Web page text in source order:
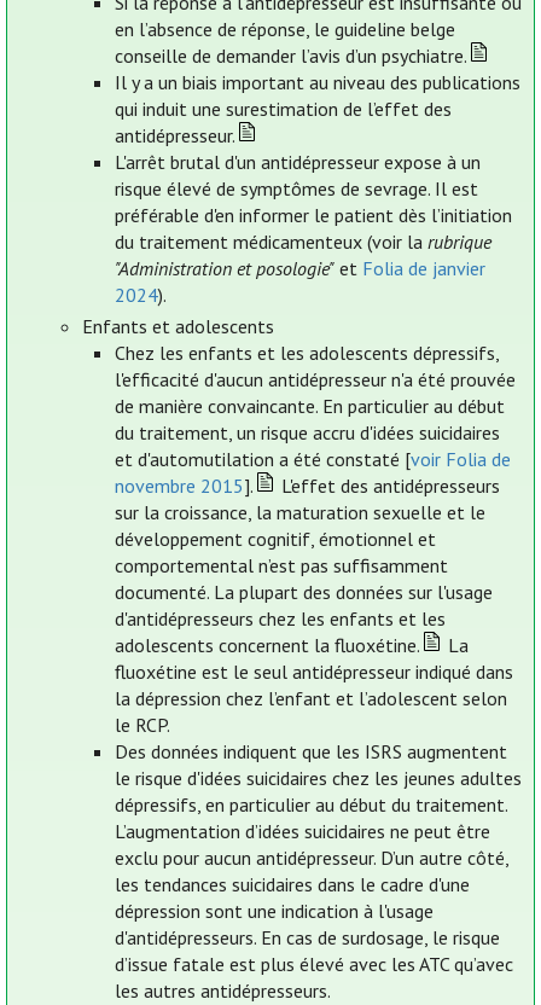
en l’absence de réponse, le guideline belge
conseille de demander l’avis d’un psychiatre.
Il y a un biais important au niveau des publications
qui induit une surestimation de l’effet des
antidépresseur.
L'arrêt brutal d'un antidépresseur expose à un
risque élevé de symptômes de sevrage. Il est
préférable d'en informer le patient dès l’initiation
du traitement médicamenteux (voir la rubrique
"Administration et posologie"et Folia de janvier
2024).
Enfants et adolescents
Chez les enfants et les adolescents dépressifs,
l'efficacité d'aucun antidépresseur n'a été prouvée
de manière convaincante. En particulier au début
du traitement, un risque accru d'idées suicidaires
et d'automutilation a été constaté [voir Folia de
novembre 2015].
L'effet des antidépresseurs
sur la croissance, la maturation sexuelle et le
développement cognitif, émotionnel et
comportemental n’est pas suffisamment
documenté. La plupart des données sur l'usage
d'antidépresseurs chez les enfants et les
adolescents concernent la fluoxétine.
La
fluoxétine est le seul antidépresseur indiqué dans
la dépression chez l’enfant et l’adolescent selon
le RCP.
Des données indiquent que les ISRS augmentent
le risque d'idées suicidaires chez les jeunes adultes
dépressifs, en particulier au début du traitement.
L’augmentation d’idées suicidaires ne peut être
exclu pour aucun antidépresseur. D’un autre côté,
les tendances suicidaires dans le cadre d'une
dépression sont une indication à l'usage
d'antidépresseurs. En cas de surdosage, le risque
d’issue fatale est plus élevé avec les ATC qu’avec
les autres antidépresseurs.